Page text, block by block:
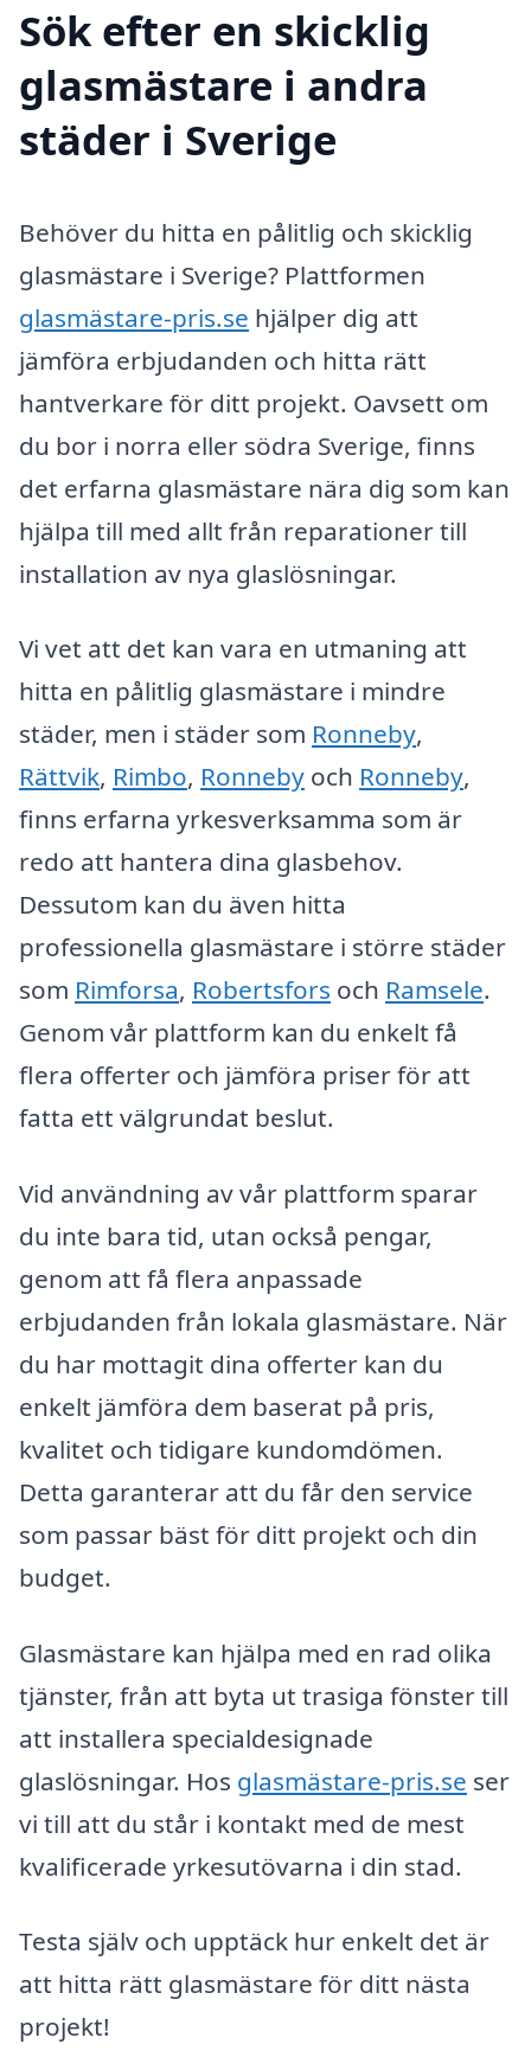
Sök efter en skicklig
glasmästare i andra
städer i Sverige
Behöver du hitta en pålitlig och skicklig
glasmästare i Sverige? Plattformen
glasmästare-pris.se hjälper dig att
jämföra erbjudanden och hitta rätt
hantverkare för ditt projekt. Oavsett om
du bor i norra eller södra Sverige, finns
det erfarna glasmästare nära dig som kan
hjälpa till med allt från reparationer till
installation av nya glaslösningar.
Vi vet att det kan vara en utmaning att
hitta en pålitlig glasmästare i mindre
städer, men i städer som Ronneby,
Rättvik, Rimbo, Ronneby och Ronneby,
finns erfarna yrkesverksamma som är
redo att hantera dina glasbehov.
Dessutom kan du även hitta
professionella glasmästare i större städer
som Rimforsa, Robertsfors och Ramsele.
Genom vår plattform kan du enkelt få
flera offerter och jämföra priser för att
fatta ett välgrundat beslut.
Vid användning av vår plattform sparar
du inte bara tid, utan också pengar,
genom att få flera anpassade
erbjudanden från lokala glasmästare. När
du har mottagit dina offerter kan du
enkelt jämföra dem baserat på pris,
kvalitet och tidigare kundomdömen.
Detta garanterar att du får den service
som passar bäst för ditt projekt och din
budget.
Glasmästare kan hjälpa med en rad olika
tjänster, från att byta ut trasiga fönster till
att installera specialdesignade
glaslösningar. Hos glasmästare-pris.se ser
vi till att du står i kontakt med de mest
kvalificerade yrkesutövarna i din stad.
Testa själv och upptäck hur enkelt det är
att hitta rätt glasmästare för ditt nästa
projekt!